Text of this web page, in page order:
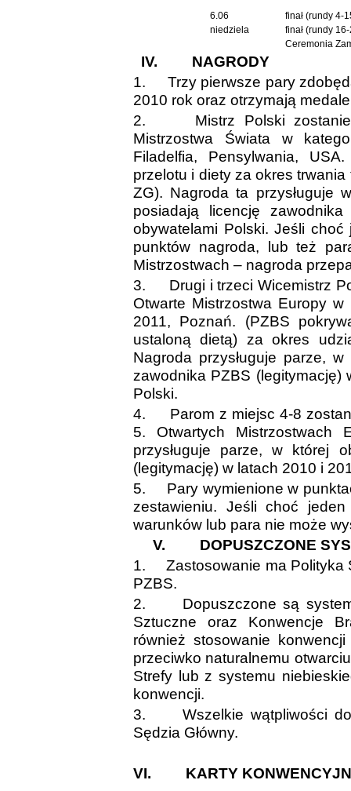
6.06
finał (rundy 4-
niedziela
finał (rundy
Ceremonia
IV.
NAGRODY
1.
Trzy pierwsze pary
2010 rok oraz otrzymają
2.
Mistrz Polski
Mistrzostwa Świata w
Filadelfia, Pensylwania,
przelotu i diety za okres
ZG). Nagroda ta przysługuje
posiadają licencję
obywatelami Polski. Jeśli
punktów nagroda, lub też
Mistrzostwach – nagroda
3.
Drugi i trzeci Wicemistrz
Otwarte Mistrzostwa Europy
2011, Poznań. (PZBS
ustaloną dietą) za okres
Nagroda przysługuje parze,
zawodnika PZBS (legitymację)
Polski.
4.
Parom z miejsc 4-8
5. Otwartych
przysługuje parze, w której
(legitymację) w latach 2010 i
5.
Pary wymienione w
zestawieniu. Jeśli choć
warunków lub para nie może
V.
DOPUSZCZONE
1.
Zastosowanie ma Polityka
PZBS.
2.
Dopuszczone są
Sztuczne oraz Konwencje
również stosowanie
przeciwko naturalnemu
Strefy lub z systemu
konwencji.
3.
Wszelkie wątpliwości
Sędzia Główny.
VI.
KARTY